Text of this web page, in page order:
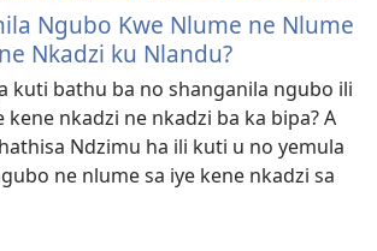
Ngubo Kwe Nlume ne Nlume
Nkadzi ku Nlandu?
kuti bathu ba no shanganila ngubo ili
nkadzi ne nkadzi ba ka bipa? A
Ndzimu ha ili kuti u no yemula
ne nlume sa iye kene nkadzi sa